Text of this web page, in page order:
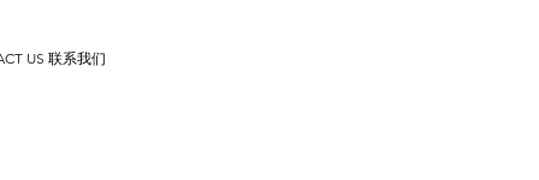
US 联系我们